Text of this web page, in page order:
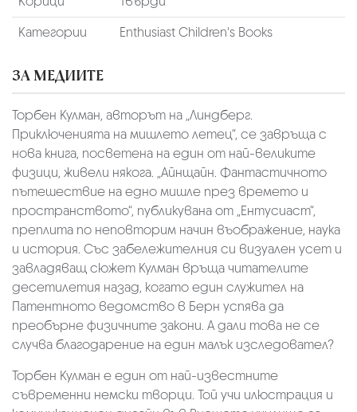
Категории
Enthusiast Children's Books
ЗА МЕДИИТЕ
Торбен Кулман, авторът на „Линдберг.
Приключенията на мишлето летец“, се завръща с
нова книга, посветена на един от най-великите
физици, живели някога. „Айнщайн. Фантастичното
пътешествие на едно мишле през времето и
пространството“, публикувана от „Ентусиаст“,
преплита по неповторим начин въображение, наука
и история. Със забележителния си визуален усет и
завладяващ сюжет Кулман връща читателите
десетилетия назад, когато един служител на
Патентното ведомство в Берн успява да
преобърне физичните закони. А дали това не се
случва благодарение на един малък изследовател?
Торбен Кулман е един от най-известните
съвременни немски творци. Той учи илюстрация и